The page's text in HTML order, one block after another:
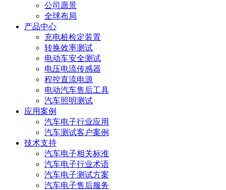
公司愿景
全球布局
产品中心
充电桩检定装置
转换效率测试
电动车安全测试
电压电流传感器
程控直流电源
电动汽车售后工具
汽车照明测试
应用案例
汽车电子行业应用
汽车测试客户案例
技术支持
汽车电子相关标准
汽车电子行业术语
汽车电子测试方案
汽车电子售后服务